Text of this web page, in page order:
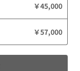
￥45,000
￥57,000